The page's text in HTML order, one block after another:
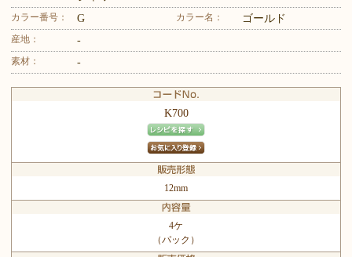
カラー番号： G カラー名： ゴールド
産地： -
素材： -
K700
12mm
4ケ
（パック）